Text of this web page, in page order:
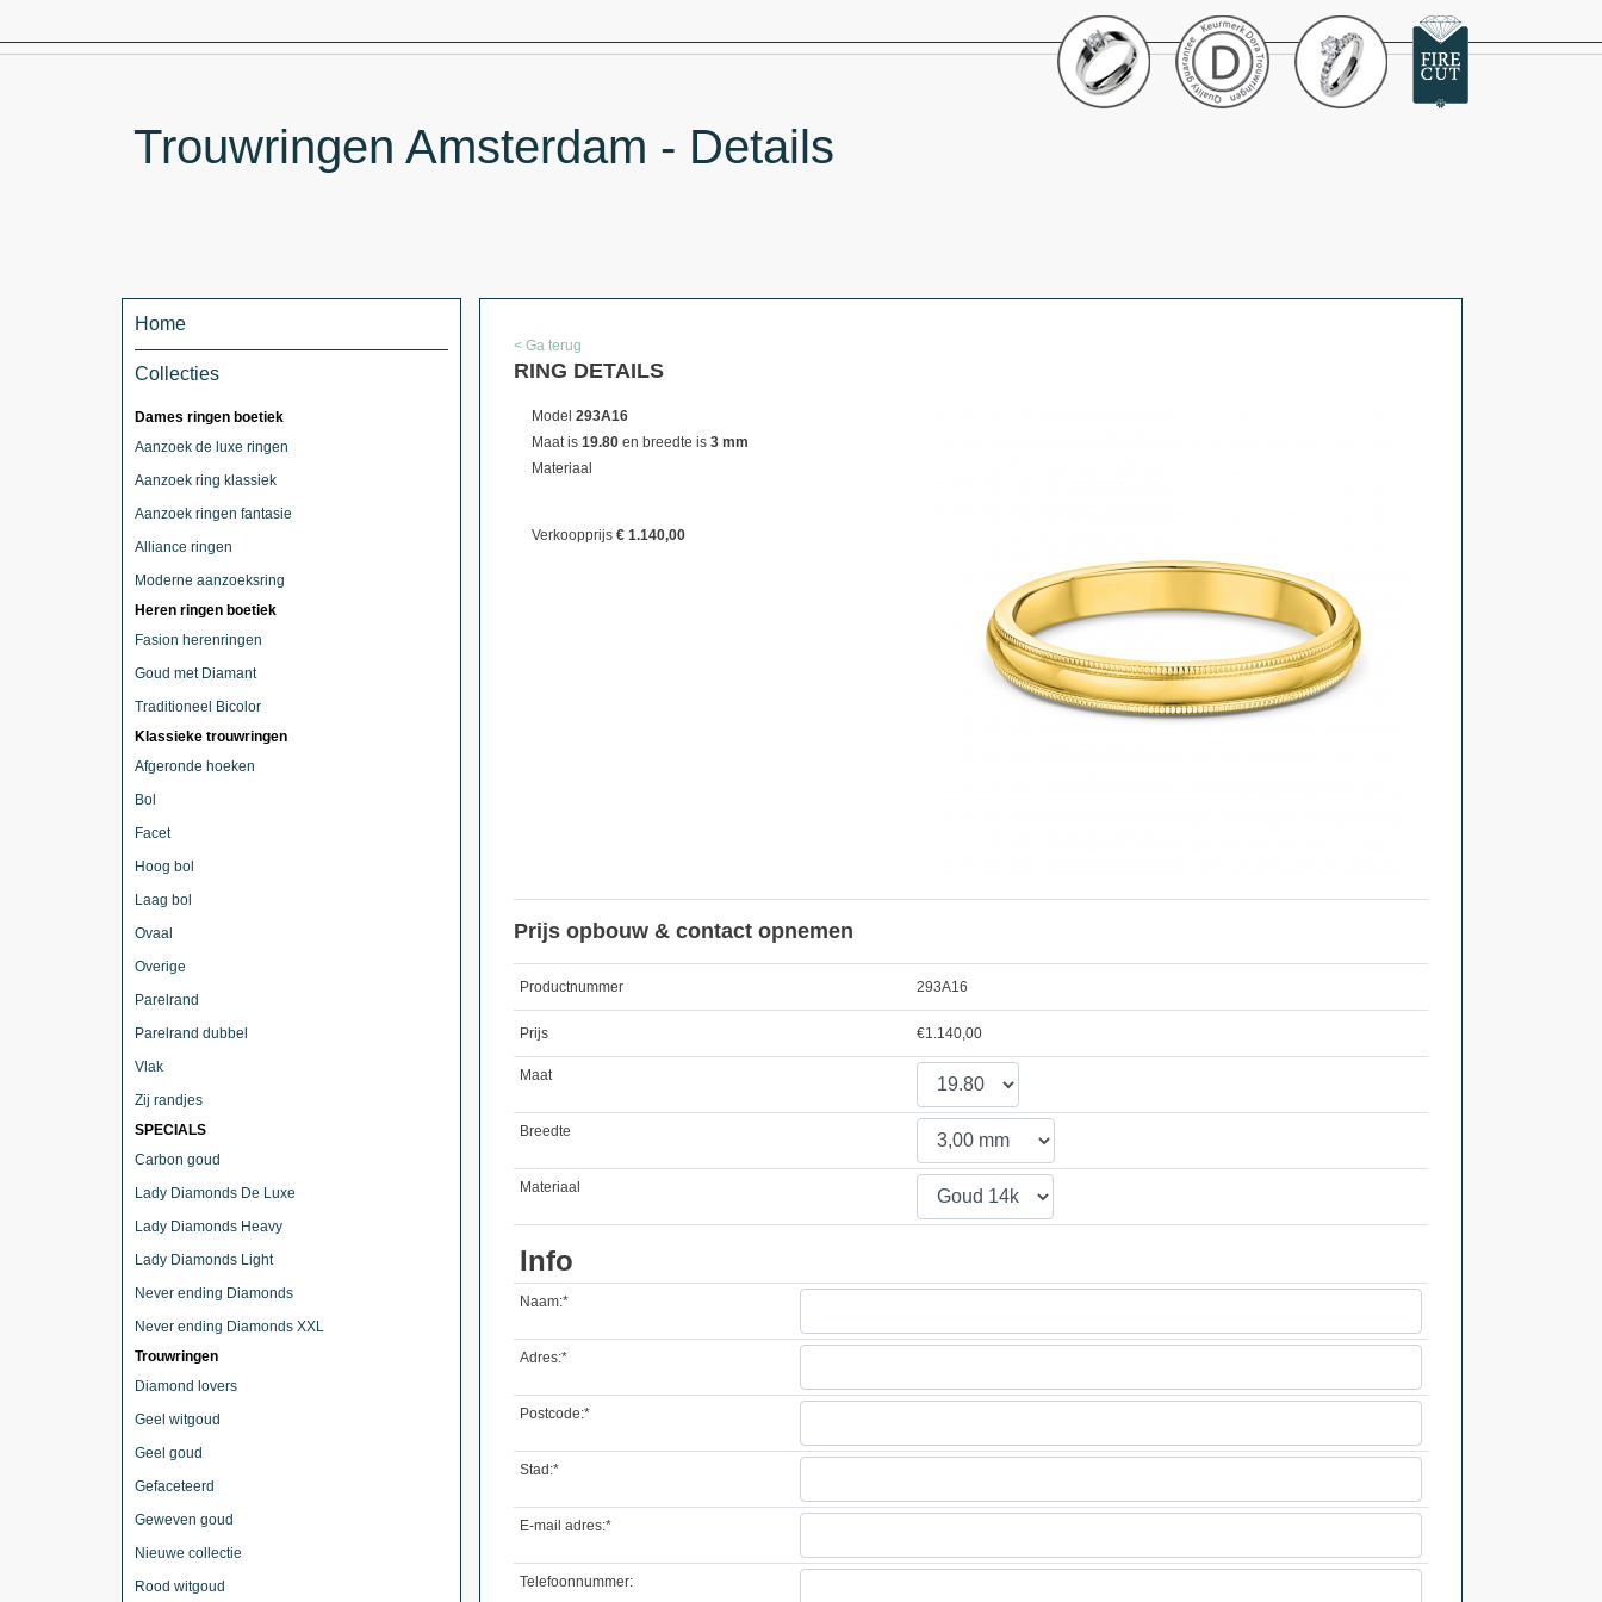
Trouwringen Amsterdam - Details
< Ga terug
RING DETAILS
Model 293A16
Maat is 19.80 en breedte is 3 mm
Materiaal
Verkoopprijs € 1.140,00
Prijs opbouw & contact opnemen
Productnummer 293A16
Prijs €1.140,00
Maat
Breedte
Materiaal
Info
Naam:*
Adres:*
Postcode:*
Stad:*
E-mail adres:*
Telefoonnummer:
Home
Collecties
Dames ringen boetiek
Aanzoek de luxe ringen
Aanzoek ring klassiek
Aanzoek ringen fantasie
Alliance ringen
Moderne aanzoeksring
Heren ringen boetiek
Fasion herenringen
Goud met Diamant
Traditioneel Bicolor
Klassieke trouwringen
Afgeronde hoeken
Bol
Facet
Hoog bol
Laag bol
Ovaal
Overige
Parelrand
Parelrand dubbel
Vlak
Zij randjes
SPECIALS
Carbon goud
Lady Diamonds De Luxe
Lady Diamonds Heavy
Lady Diamonds Light
Never ending Diamonds
Never ending Diamonds XXL
Trouwringen
Diamond lovers
Geel witgoud
Geel goud
Gefaceteerd
Geweven goud
Nieuwe collectie
Rood witgoud